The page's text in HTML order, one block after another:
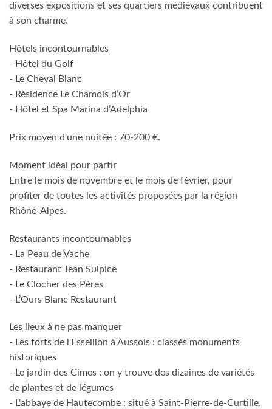
diverses expositions et ses quartiers médiévaux contribuent
à son charme.
Hôtels incontournables
- Hôtel du Golf
- Le Cheval Blanc
- Résidence Le Chamois d’Or
- Hôtel et Spa Marina d’Adelphia
Prix moyen d'une nuitée : 70-200 €.
Moment idéal pour partir
Entre le mois de novembre et le mois de février, pour
profiter de toutes les activités proposées par la région
Rhône-Alpes.
Restaurants incontournables
- La Peau de Vache
- Restaurant Jean Sulpice
- Le Clocher des Pères
- L’Ours Blanc Restaurant
Les lieux à ne pas manquer
- Les forts de l'Esseillon à Aussois : classés monuments
historiques
- Le jardin des Cimes : on y trouve des dizaines de variétés
de plantes et de légumes
- L'abbaye de Hautecombe : situé à Saint-Pierre-de-Curtille.